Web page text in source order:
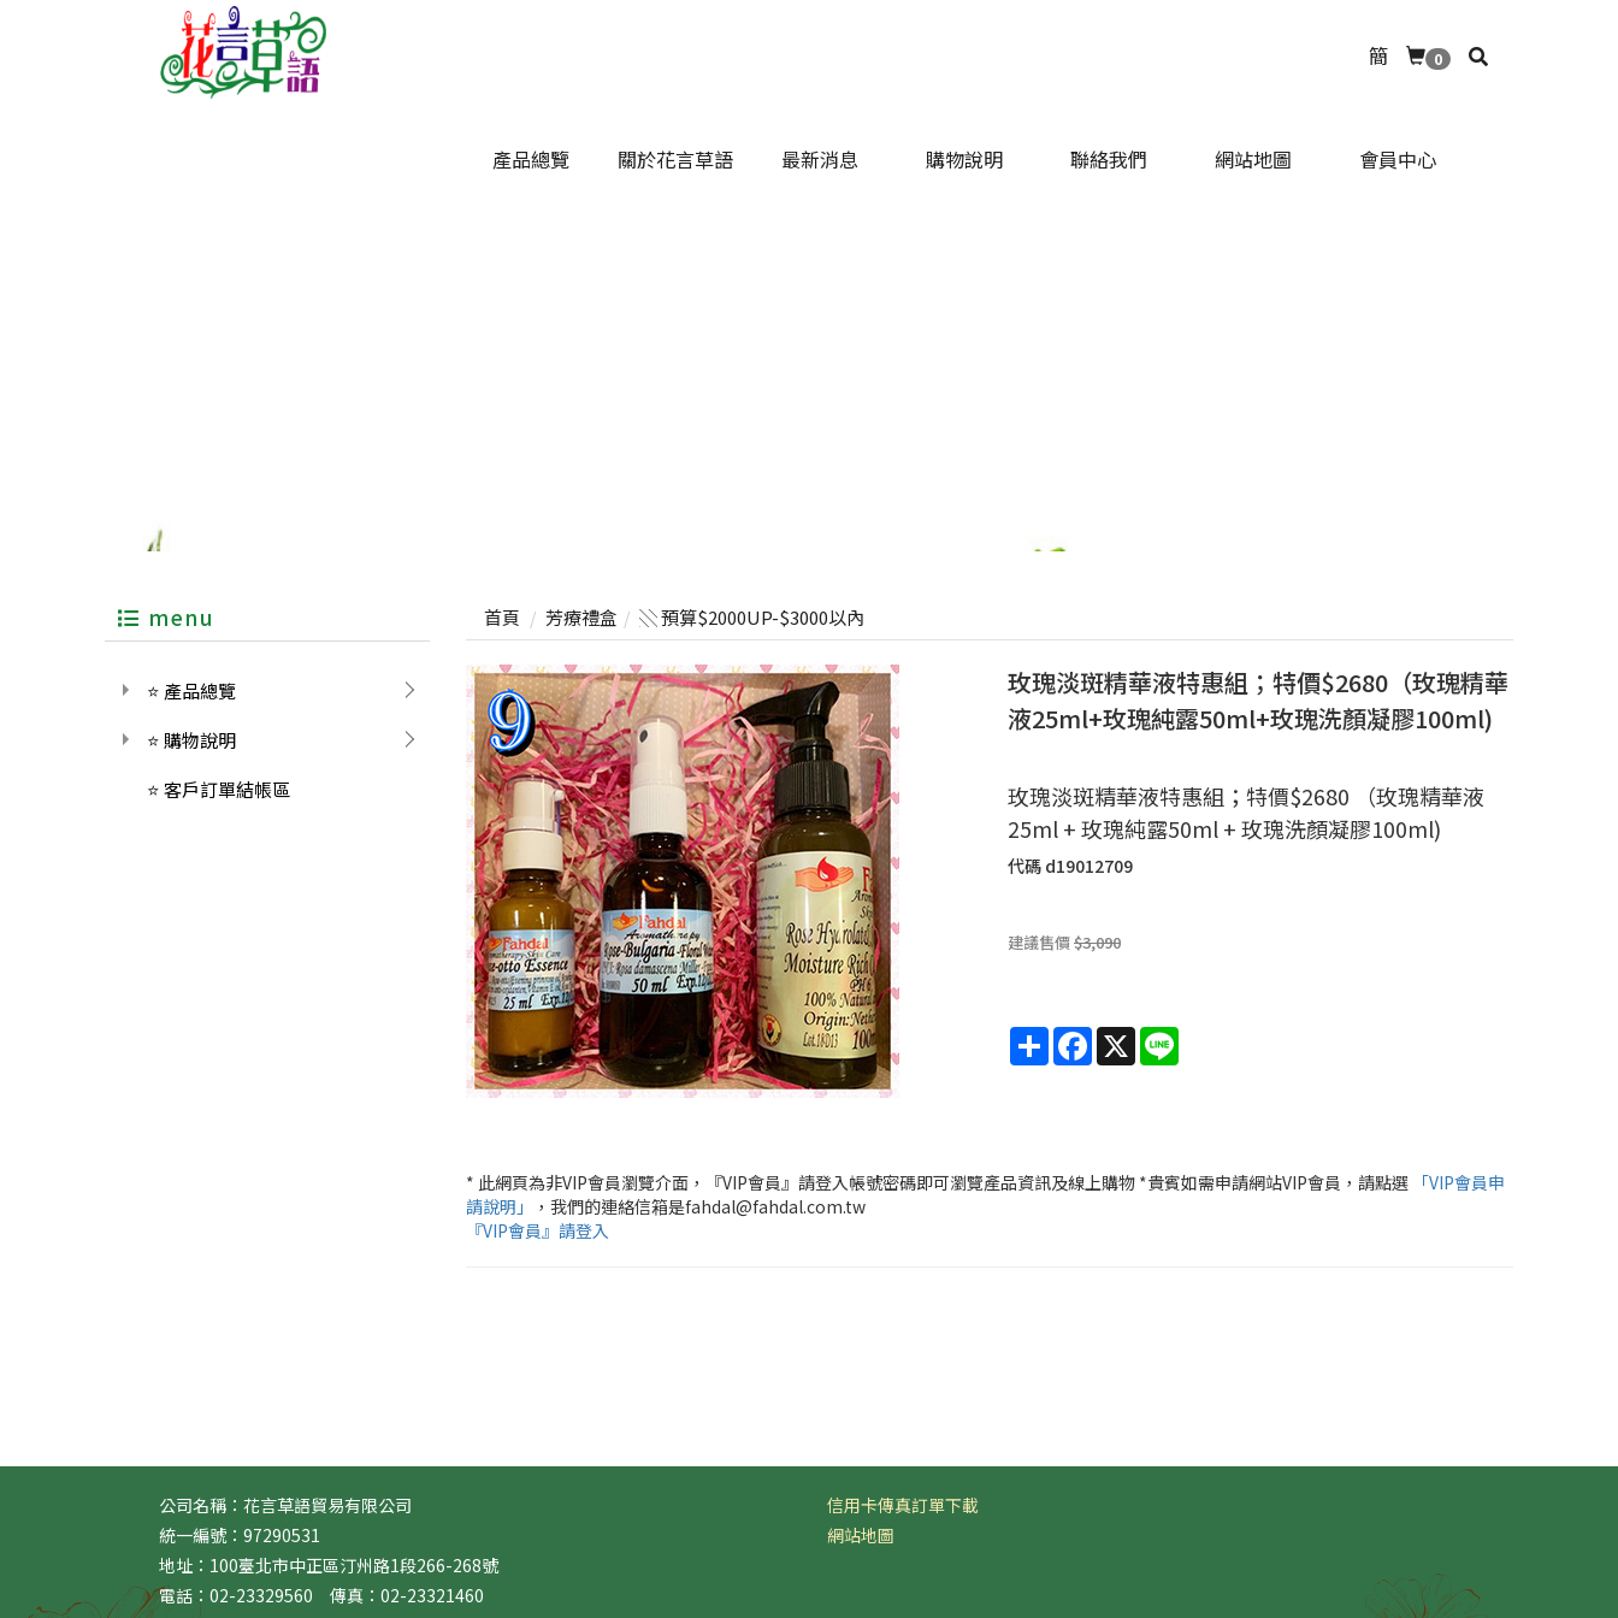
簡 0
產品總覽 關於花言草語 最新消息 購物說明 聯絡我們 網站地圖 會員中心
menu
⭐ 產品總覽
⭐ 購物說明
⭐ 客戶訂單結帳區
首頁 芳療禮盒 ░ 預算$2000UP-$3000以內
玫瑰淡斑精華液特惠組；特價$2680（玫瑰精華
液25ml+玫瑰純露50ml+玫瑰洗顏凝膠100ml)
玫瑰淡斑精華液特惠組；特價$2680 （玫瑰精華液
25ml + 玫瑰純露50ml + 玫瑰洗顏凝膠100ml)
代碼 d19012709
建議售價$3,090
Share Facebook
X
* 此網頁為非VIP會員瀏覽介面，『VIP會員』請登入帳號密碼即可瀏覽產品資訊及線上購物 *貴賓如需申請網站VIP會員，請點選 「VIP會員申
請說明」
，我們的連絡信箱是fahdal@fahdal.com.tw
『VIP會員』請登入
公司名稱：花言草語貿易有限公司
統一編號：97290531
地址：100臺北市中正區汀州路1段266-268號
電話：02-23329560 傳真：02-23321460
信用卡傳真訂單下載
網站地圖